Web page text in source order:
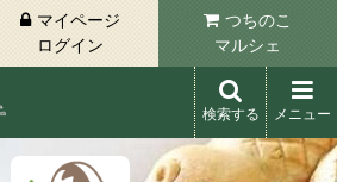
マイページ
ログイン
つちのこ
マルシェ
検索する メニュー